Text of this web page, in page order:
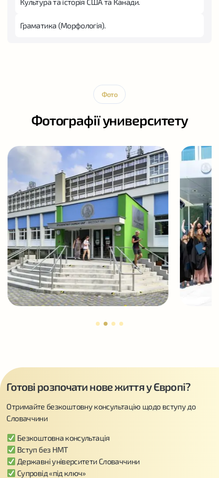
Граматика (Морфологія).
Фото
Фотографії университету
Готові розпочати нове життя у Європі?
Отримайте безкоштовну консультацію щодо вступу до
Словаччини
Безкоштовна консультація
Вступ без НМТ
Державні університети Словаччини
Супровід «під ключ»